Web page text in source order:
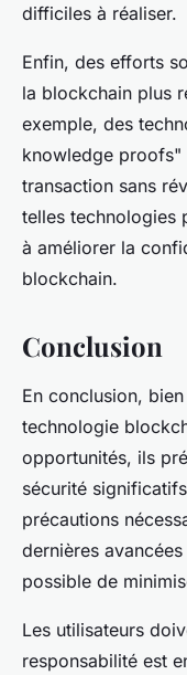
difficiles à réaliser.
Enfin, des efforts
la blockchain plus
exemple, des
knowledge proofs"
transaction sans
telles technologies
à améliorer la
blockchain.
Conclusion
En conclusion,
technologie
opportunités, ils
sécurité
précautions
dernières
possible de
Les utilisateurs
responsabilité est